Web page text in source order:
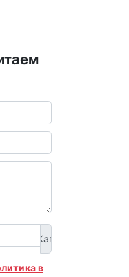
в